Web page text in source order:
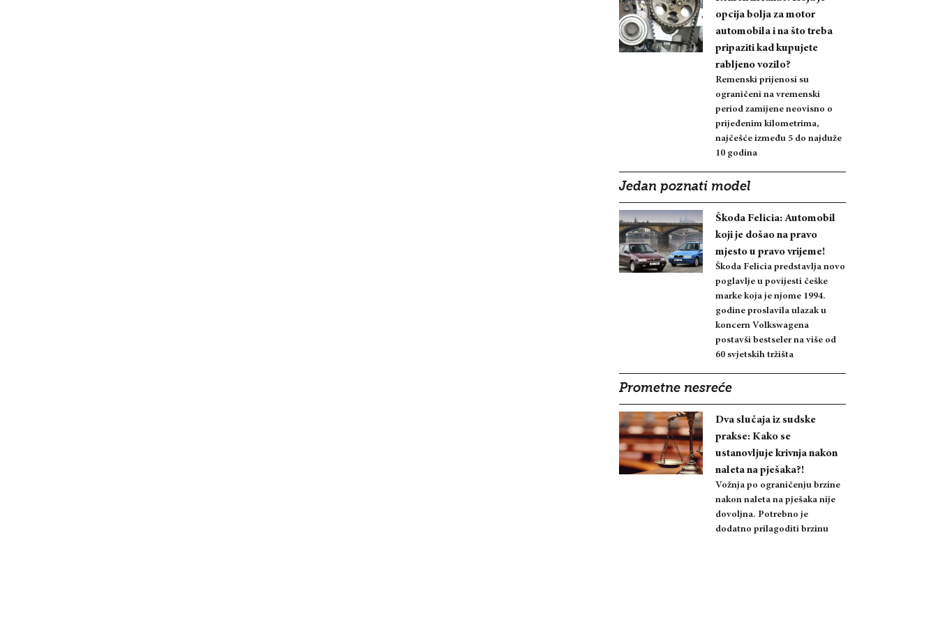
opcija bolja za motor
automobila i na što treba
pripaziti kad kupujete
rabljeno vozilo?
Remenski prijenosi su
ograničeni na vremenski
period zamijene neovisno o
prijeđenim kilometrima,
najčešće između 5 do najduže
10 godina
Jedan poznati model
Škoda Felicia: Automobil
koji je došao na pravo
mjesto u pravo vrijeme!
Škoda Felicia predstavlja novo
poglavlje u povijesti češke
marke koja je njome 1994.
godine proslavila ulazak u
koncern Volkswagena
postavši bestseler na više od
60 svjetskih tržišta
Prometne nesreće
Dva slučaja iz sudske
prakse: Kako se
ustanovljuje krivnja nakon
naleta na pješaka?!
Vožnja po ograničenju brzine
nakon naleta na pješaka nije
dovoljna. Potrebno je
dodatno prilagoditi brzinu